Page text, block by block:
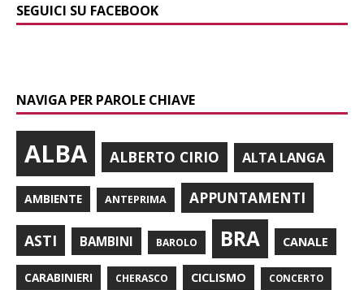
SEGUICI SU FACEBOOK
NAVIGA PER PAROLE CHIAVE
ALBA ALBERTO CIRIO ALTA LANGA
AMBIENTE ANTEPRIMA APPUNTAMENTI
ASTI BAMBINI BAROLO BRA CANALE
CARABINIERI CHERASCO CICLISMO CONCERTO